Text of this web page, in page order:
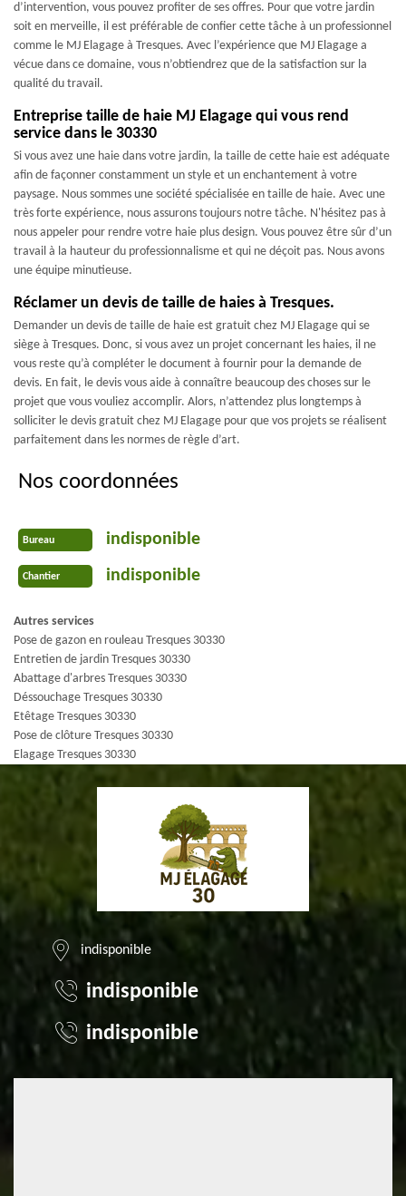
d’intervention, vous pouvez profiter de ses offres. Pour que votre jardin
soit en merveille, il est préférable de confier cette tâche à un professionnel
comme le MJ Elagage à Tresques. Avec l’expérience que MJ Elagage a
vécue dans ce domaine, vous n’obtiendrez que de la satisfaction sur la
qualité du travail.
Entreprise taille de haie MJ Elagage qui vous rend
service dans le 30330
Si vous avez une haie dans votre jardin, la taille de cette haie est adéquate
afin de façonner constamment un style et un enchantement à votre
paysage. Nous sommes une société spécialisée en taille de haie. Avec une
très forte expérience, nous assurons toujours notre tâche. N'hésitez pas à
nous appeler pour rendre votre haie plus design. Vous pouvez être sûr d’un
travail à la hauteur du professionnalisme et qui ne déçoit pas. Nous avons
une équipe minutieuse.
Réclamer un devis de taille de haies à Tresques.
Demander un devis de taille de haie est gratuit chez MJ Elagage qui se
siège à Tresques. Donc, si vous avez un projet concernant les haies, il ne
vous reste qu’à compléter le document à fournir pour la demande de
devis. En fait, le devis vous aide à connaître beaucoup des choses sur le
projet que vous vouliez accomplir. Alors, n’attendez plus longtemps à
solliciter le devis gratuit chez MJ Elagage pour que vos projets se réalisent
parfaitement dans les normes de règle d’art.
Nos coordonnées
Bureau indisponible
Chantier indisponible
Autres services
Pose de gazon en rouleau Tresques 30330
Entretien de jardin Tresques 30330
Abattage d'arbres Tresques 30330
Déssouchage Tresques 30330
Etêtage Tresques 30330
Pose de clôture Tresques 30330
Elagage Tresques 30330
indisponible
indisponible
indisponible